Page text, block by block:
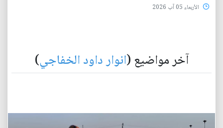
الأربعاء 05 آب 2026
آخر مواضيع (انوار داود الخفاجي)